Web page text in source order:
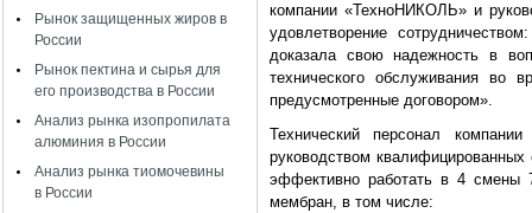
Рынок защищенных жиров в
России
Рынок пектина и сырья для
его производства в России
Анализ рынка изопропилата
алюминия в России
Анализ рынка тиомочевины
в России
компании «ТехноНИКОЛЬ» и
удовлетворение
доказала свою надежность в
технического обслуживания во
предусмотренные договором».
Технический персонал
руководством
эффективно работать в 4 смены
мембран, в том числе: